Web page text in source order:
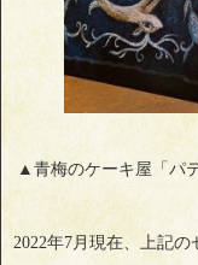
▲青梅のケーキ屋「パ
2022年7月現在、上記